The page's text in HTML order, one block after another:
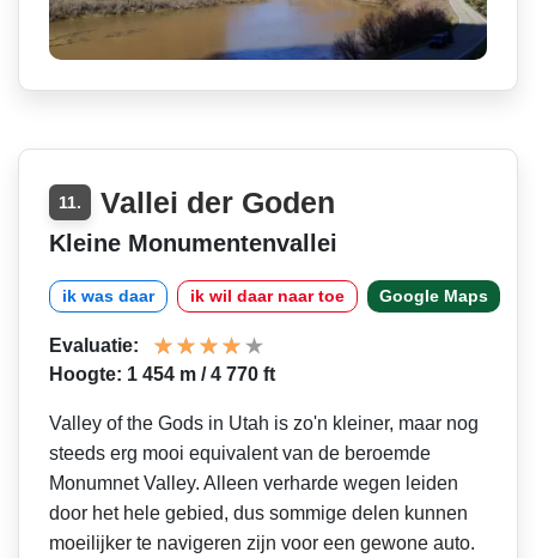
11. Vallei der Goden
Kleine Monumentenvallei
ik was daar ik wil daar naar toe Google Maps
Evaluatie:
Hoogte: 1 454 m / 4 770 ft
Valley of the Gods in Utah is zo'n kleiner, maar nog
steeds erg mooi equivalent van de beroemde
Monumnet Valley. Alleen verharde wegen leiden
door het hele gebied, dus sommige delen kunnen
moeilijker te navigeren zijn voor een gewone auto.